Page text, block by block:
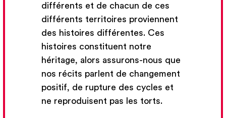
différents et de chacun de ces
différents territoires proviennent
des histoires différentes. Ces
histoires constituent notre
héritage, alors assurons-nous que
nos récits parlent de changement
positif, de rupture des cycles et
ne reproduisent pas les torts.
Contenu du cours